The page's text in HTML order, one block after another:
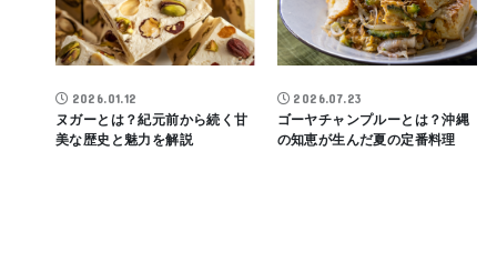
2026.01.12
ヌガーとは？紀元前から続く甘
美な歴史と魅力を解説
2026.07.23
ゴーヤチャンプルーとは？沖縄
の知恵が生んだ夏の定番料理